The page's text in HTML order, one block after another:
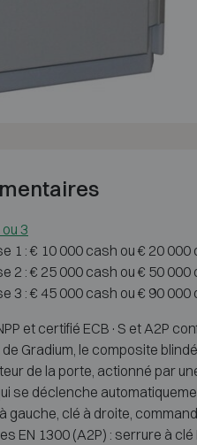
3
1 : € 10 000 cash ou € 20 000
2 : € 25 000 cash ou € 50 000
3 : € 45 000 cash ou € 90 000
et certifié ECB·S et A2P
Gradium, le composite
de la porte, actionné par
se déclenche
gauche, clé à droite,
EN 1300 (A2P) : serrure à